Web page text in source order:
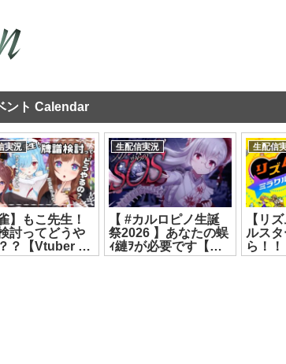
ント Calendar
実況
】もこ先生！
討ってどうや
？【Vtuber 花
えり/ヤマトイ
ばあちゃる/咲乃
生配信実況
【 #カルロピノ生誕
祭2026 】あなたの蜈
ｨ縺ｦが必要です【カ
ルロ・ピノ】
生配信
【リ
ルス
ら！